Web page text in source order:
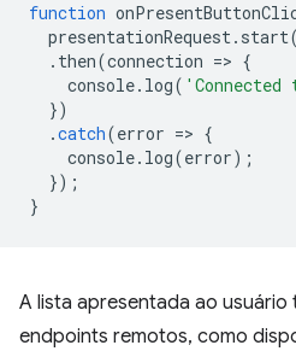
function
presentationRequest. start
. then(connection => {
console. log(
})
.catch(error => {
console. log(error);
});
}
A lista apresentada ao usuário
endpoints remotos, como